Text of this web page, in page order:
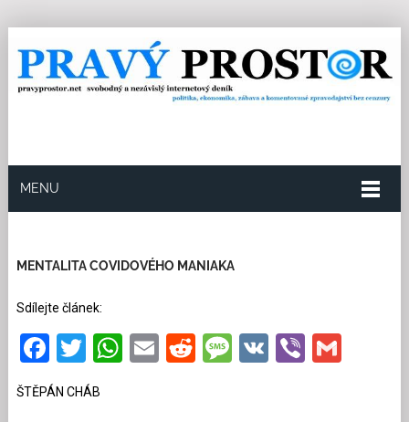
MENU
MENTALITA COVIDOVÉHO MANIAKA
Sdílejte článek:
Facebook
Twitter
WhatsApp
EmailRedditMessage
VKViber
ŠTĚPÁN CHÁB